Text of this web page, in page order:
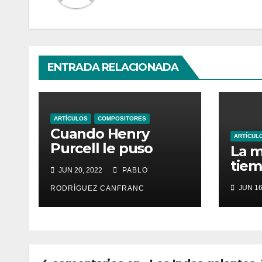
ENTRADA RELACIONADA
ARTÍCULOS COMPOSITORES
Cuando Henry
Purcell le puso
música al Quijote
JUN 20, 2022 PABLO
RODRÍGUEZ CANFRANC
La
JUN